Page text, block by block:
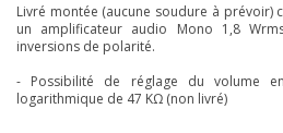
Livré montée (aucune soudure à prévoir) c
un amplificateur audio Mono 1,8
inversions de polarité.
- Possibilité de réglage du volume
logarithmique de 47 KΩ (non livré)